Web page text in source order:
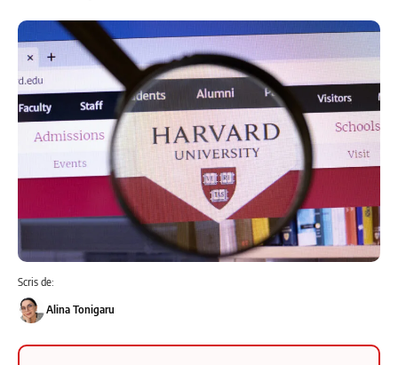
Scris de:
Alina Tonigaru